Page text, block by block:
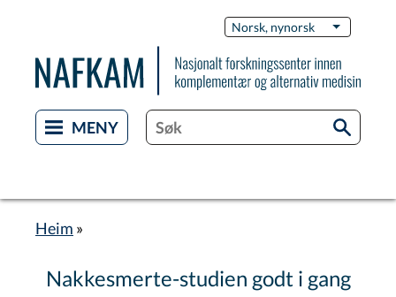
content
Norsk, nynorsk List
Heim
Nakkesmerte-studien godt i gang